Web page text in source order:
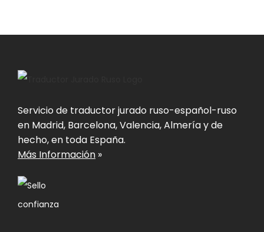
Servicio de traductor jurado ruso-español-ruso
en Madrid, Barcelona, Valencia, Almería y de
hecho, en toda España.
Más Información »